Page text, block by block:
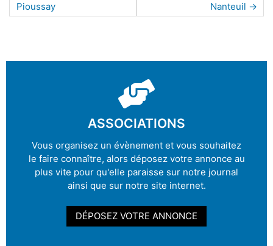
Pioussay
Nanteuil
ASSOCIATIONS
Vous organisez un évènement et vous souhaitez
le faire connaître, alors déposez votre annonce au
plus vite pour qu'elle paraisse sur notre journal
ainsi que sur notre site internet.
DÉPOSEZ VOTRE ANNONCE